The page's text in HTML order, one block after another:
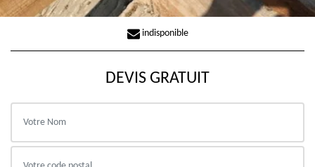
indisponible
DEVIS GRATUIT